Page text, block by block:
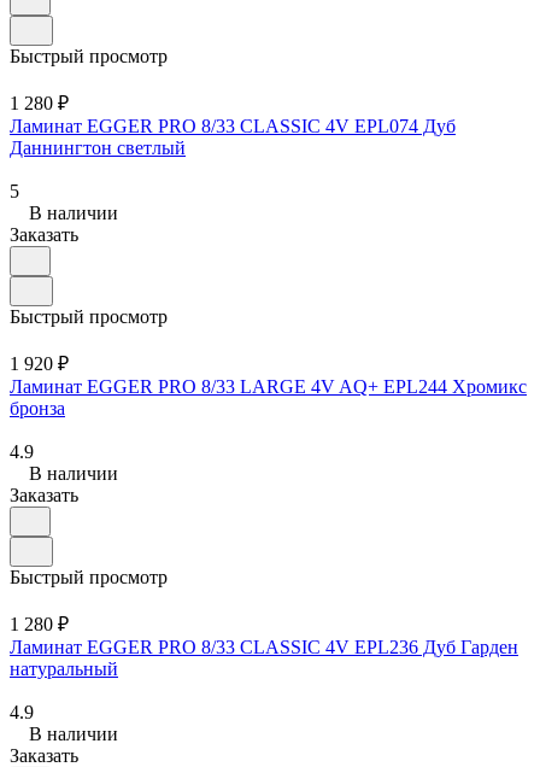
Быстрый просмотр
1 280 ₽
Ламинат EGGER PRO 8/33 CLASSIC 4V EPL074 Дуб
Даннингтон светлый
5
В наличии
Заказать
Быстрый просмотр
1 920 ₽
Ламинат EGGER PRO 8/33 LARGE 4V AQ+ EPL244 Хромикс
бронза
4.9
В наличии
Заказать
Быстрый просмотр
1 280 ₽
Ламинат EGGER PRO 8/33 CLASSIC 4V EPL236 Дуб Гарден
натуральный
4.9
В наличии
Заказать